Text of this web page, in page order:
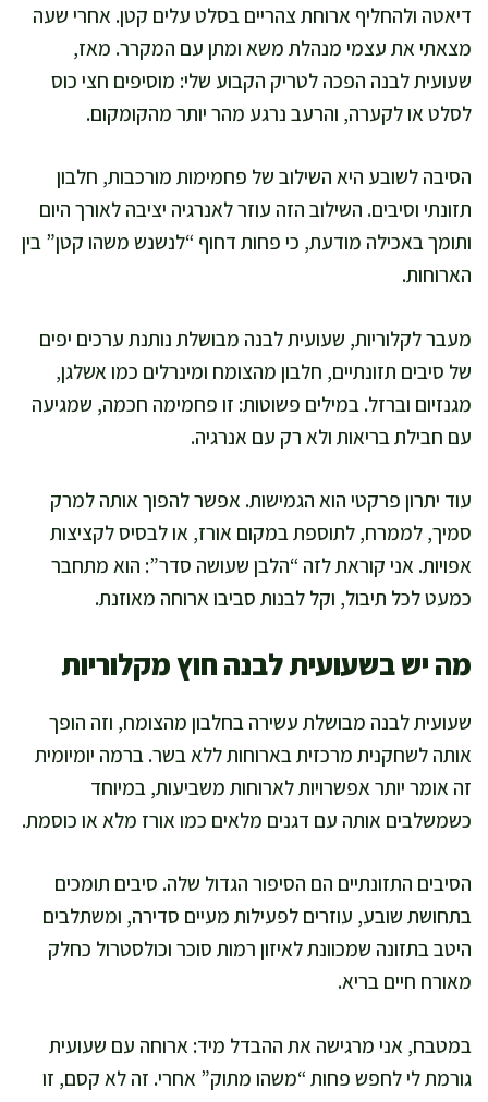
דיאטה ולהחליף ארוחת צהריים בסלט עלים קטן. אחרי שעה
מצאתי את עצמי מנהלת משא ומתן עם המקרר. מאז,
שעועית לבנה הפכה לטריק הקבוע שלי: מוסיפים חצי כוס
לסלט או לקערה, והרעב נרגע מהר יותר מהקומקום.
הסיבה לשובע היא השילוב של פחמימות מורכבות, חלבון
תזונתי וסיבים. השילוב הזה עוזר לאנרגיה יציבה לאורך היום
ותומך באכילה מודעת, כי פחות דחוף “לנשנש משהו קטן” בין
הארוחות.
מעבר לקלוריות, שעועית לבנה מבושלת נותנת ערכים יפים
של סיבים תזונתיים, חלבון מהצומח ומינרלים כמו אשלגן,
מגנזיום וברזל. במילים פשוטות: זו פחמימה חכמה, שמגיעה
עם חבילת בריאות ולא רק עם אנרגיה.
עוד יתרון פרקטי הוא הגמישות. אפשר להפוך אותה למרק
סמיך, לממרח, לתוספת במקום אורז, או לבסיס לקציצות
אפויות. אני קוראת לזה “הלבן שעושה סדר”: הוא מתחבר
כמעט לכל תיבול, וקל לבנות סביבו ארוחה מאוזנת.
מה יש בשעועית לבנה חוץ מקלוריות
שעועית לבנה מבושלת עשירה בחלבון מהצומח, וזה הופך
אותה לשחקנית מרכזית בארוחות ללא בשר. ברמה יומיומית
זה אומר יותר אפשרויות לארוחות משביעות, במיוחד
כשמשלבים אותה עם דגנים מלאים כמו אורז מלא או כוסמת.
הסיבים התזונתיים הם הסיפור הגדול שלה. סיבים תומכים
בתחושת שובע, עוזרים לפעילות מעיים סדירה, ומשתלבים
היטב בתזונה שמכוונת לאיזון רמות סוכר וכולסטרול כחלק
מאורח חיים בריא.
במטבח, אני מרגישה את ההבדל מיד: ארוחה עם שעועית
גורמת לי לחפש פחות “משהו מתוק” אחרי. זה לא קסם, זו